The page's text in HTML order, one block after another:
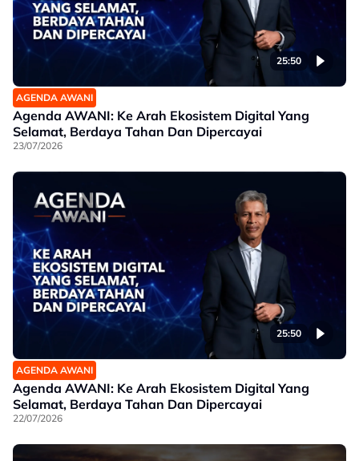
25:50
AGENDA AWANI
Agenda AWANI: Ke Arah Ekosistem Digital Yang
Selamat, Berdaya Tahan Dan Dipercayai
23/07/2026
25:50
AGENDA AWANI
Agenda AWANI: Ke Arah Ekosistem Digital Yang
Selamat, Berdaya Tahan Dan Dipercayai
22/07/2026